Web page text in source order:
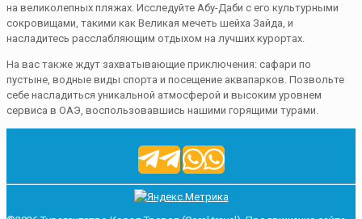
на великолепных пляжах. Исследуйте Абу-Даби с его культурными
сокровищами, такими как Великая мечеть шейха Зайда, и
насладитесь расслабляющим отдыхом на лучших курортах.
На вас также ждут захватывающие приключения: сафари по
пустыне, водные виды спорта и посещение аквапарков. Позвольте
себе насладиться уникальной атмосферой и высоким уровнем
сервиса в ОАЭ, воспользовавшись нашими горящими турами.